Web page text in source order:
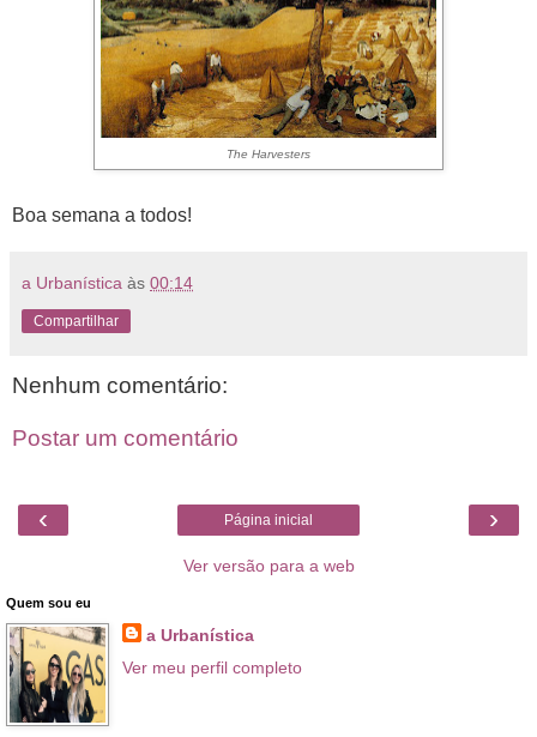
The Harvesters
Boa semana a todos!
a Urbanística às 00:14
Compartilhar
Nenhum comentário:
Postar um comentário
‹ ›
Página inicial
Ver versão para a web
Quem sou eu
a Urbanística
Ver meu perfil completo